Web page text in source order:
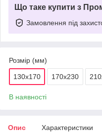
Що таке купити з
Замовлення під
Розмір (мм)
130х170 170х230
В наявності
Опис Характеристики